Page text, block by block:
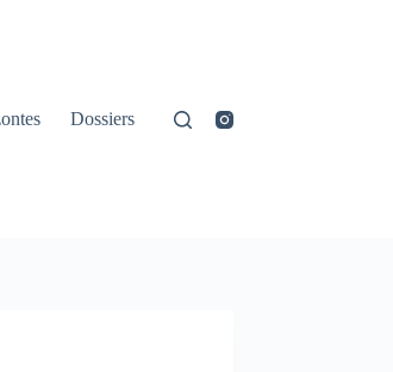
Dossiers